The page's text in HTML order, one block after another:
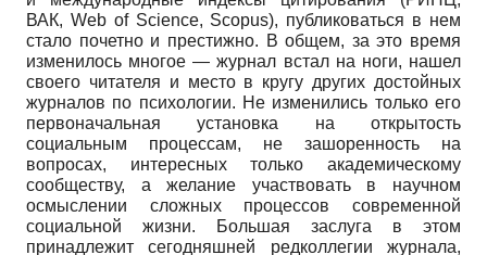
ВАК, Web of Science, Scopus), публиковаться в нем
стало почетно и престижно. В общем, за это время
изменилось многое — журнал встал на ноги, нашел
своего читателя и место в кругу других достойных
журналов по психологии. Не изменились только его
первоначальная установка на открытость
социальным процессам, не зашоренность на
вопросах, интересных только академическому
сообществу, а желание участвовать в научном
осмыслении сложных процессов современной
социальной жизни. Большая заслуга в этом
принадлежит сегодняшней редколлегии журнала,